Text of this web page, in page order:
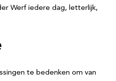
Werf iedere dag, letterlijk,
te bedenken om van